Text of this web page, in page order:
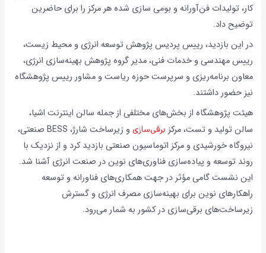
کار، تولیدات فن‌آورانه و بومی سازی شده هر مرکز را برای حاضرین
توضیح داد.
در این بازدید، رییس پردیس پژوهش توسعه انرژی و محیط زیست،
رییس مهندسی و خدمات فنی، مدیر گروه پژوهش بهینه‌سازی انرژی،
معاون برنامه‌ریزی و سرپرست حوزه ریاست و مشاور رییس پژوهشگاه
نیز حضور داشتند.
هیئت پژوهشگاه از بخش‌های مختلفی از جمله سالن اینترنت اشیا،
سالن تولید و تست، مرکز برقی‌سازی
و زیرساخت شارژ، BESS صنعتی،
نیروگاه خورشیدی و مرکز اتوماسیون صنعتی بازدید کرد و از نزدیک با
روند توسعه و پیاده‌سازی فناوری‌های نوین در صنعت انرژی آشنا شد.
این نشست گامی مؤثر در جهت همکاری‌های فناورانه و توسعه
راهکارهای نوین برای بهینه‌سازی مصرف انرژی و گسترش
زیرساخت‌های برقی‌سازی در کشور به شمار می‌رود.